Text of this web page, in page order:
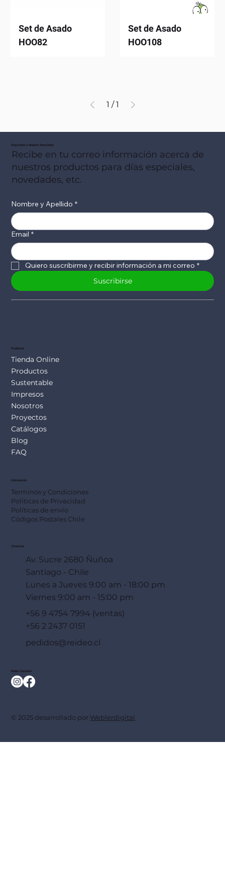
Set de Asado
HOO82
Set de Asado
HOO108
1 / 1
Suscribete a Nuestro Newsletter
Recibe en tu correo información acerca de
nuestros productos para días especiales,
novedades, etc.
Nombre y Apellido *
Email *
Quiero suscribirme y recibir información a mi correo *
Suscribirse
Productos
Tienda Online
Productos
Sustentable
Impresos
Nosotros
Proyectos
Catálogos
Blog
FAQ
Información
Terminos y Condiciones
Políticas de Privacidad
Políticas de envío
Códigos Postales Chile
Dirección
Av. Sucre 2680 Ñuñoa
Santiago - Chile
Lunes a Jueves 9:00 am - 18:00 pm
Viernes 9:00 am - 15:00 pm
+56 9 4754 7994 (ventas)
+56 2 2437 0151
pedidos@reideo.cl
Redes Sociales
© 2025 desarrollado por Weblerdigital